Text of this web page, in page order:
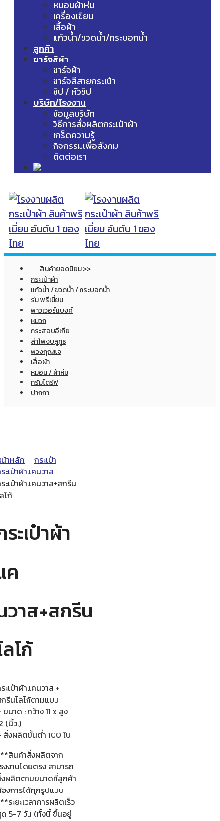
หมอนผ้าห่ม
เครื่องเขียน
เสื้อผ้า
แก้วน้ำ/ขวดน้ำ/กระบอกน้ำ
ลูกค้า
ชาร์จสีผ้า
ชาร์จผ้า
ชาร์จสีสายกระเป๋า
ซิป / หัวซิป
บริษัท/โรงงาน
ข้อมูลบริษัท
วิธีการสั่งผลิตกระเป๋าผ้า
เกร็ดความรู้
กิจกรรมเพื่อสังคม
ติดต่อเรา
สินค้ายอดนิยม >>
กระเป๋าผ้า
แก้วน้ำ / ขวดน้ำ / กระบอกน้ำ
ร่ม พรีเมี่ยม
พาวเวอร์แบงค์
หมวก
กระสอบอีเกีย
ลำโพงบลูทูธ
พวงกุญแจ
เสื้อผ้า
หมอน / ผ้าห่ม
ทรัมไดร์ฟ
ปากกา
าหลัก
กระเป๋า
ะเป๋าผ้าแคนวาส
ะเป๋าผ้าแคนวาส+สกรีน
โก้
ระเป๋าผ้า
ค
วาส+สกรีน
ลโก้
ะเป๋าผ้าแคนวาส +
รีนโลโก้ตามแบบ
ขนาด : กว้าง 11 x สูง
(นิ้ว.)
สั่งผลิตขั้นต่ำ 100 ใบ
สินค้าสั่งผลิตจาก
งงานโดยตรง สามารถ
ผลิตตามขนาดที่ลูกค้า
งการได้ทุกรูปแบบ
ระยะเวลาการผลิตเร็ว
5-7 วัน (ทั้งนี้ ขึ้นอยู่